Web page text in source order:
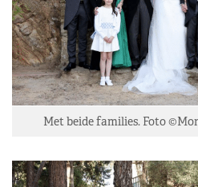
Met beide families. Foto